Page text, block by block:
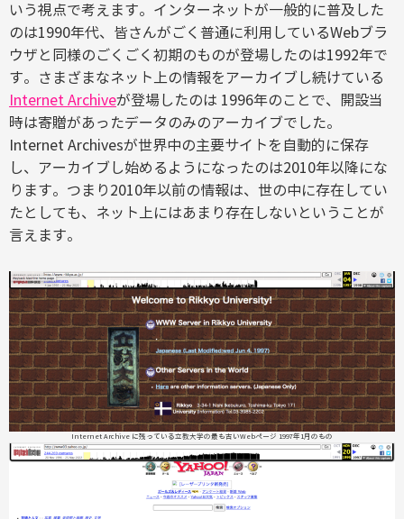
いう視点で考えます。インターネットが一般的に普及した
のは1990年代、皆さんがごく普通に利用しているWebブラ
ウザと同様のごくごく初期のものが登場したのは1992年で
す。さまざまなネット上の情報をアーカイブし続けている
Internet Archiveが登場したのは 1996年のことで、開設当
時は寄贈があったデータのみのアーカイブでした。
Internet Archivesが世界中の主要サイトを自動的に保存
し、アーカイブし始めるようになったのは2010年以降にな
ります。つまり2010年以前の情報は、世の中に存在してい
たとしても、ネット上にはあまり存在しないということが
言えます。
Internet Archive に残っている立教大学の最も古いWebページ 1997年1月のもの